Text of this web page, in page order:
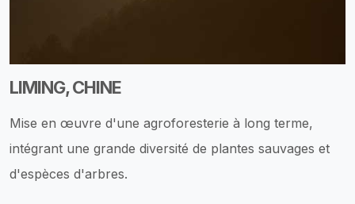
LIMING, CHINE
Mise en œuvre d'une agroforesterie à long terme,
intégrant une grande diversité de plantes sauvages et
d'espèces d'arbres.